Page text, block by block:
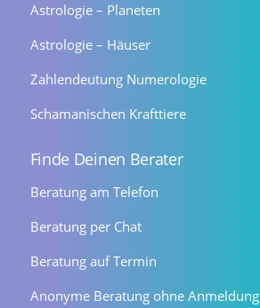
Astrologie – Planeten
Astrologie – Häuser
Zahlendeutung Numerologie
Schamanischen Krafttiere
Finde Deinen Berater
Beratung am Telefon
Beratung per Chat
Beratung auf Termin
Anonyme Beratung ohne Anmeldung